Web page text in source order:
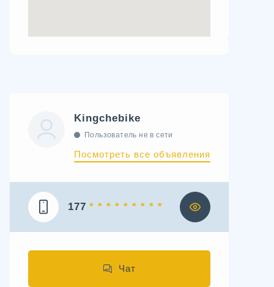
Kingchebike
Пользователь не в сети
Посмотреть все объявления
177 * * * * * * * * *
Чат